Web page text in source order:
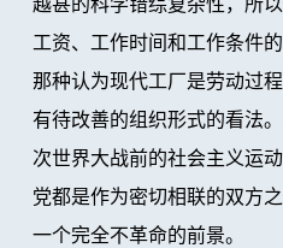
越甚的科学错综复杂性，所
工资、工作时间和工作条件
那种认为现代工厂是劳动过
有待改善的组织形式的看法
次世界大战前的社会主义运
党都是作为密切相联的双方
一个完全不革命的前景。